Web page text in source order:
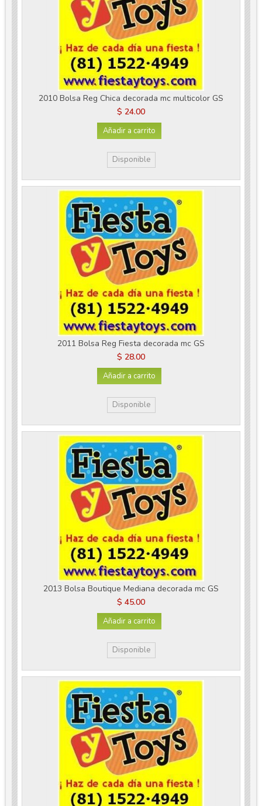
2010 Bolsa Reg Chica decorada mc multicolor GS
$ 24.00
Añadir a carrito
Disponible
2011 Bolsa Reg Fiesta decorada mc GS
$ 28.00
Añadir a carrito
Disponible
2013 Bolsa Boutique Mediana decorada mc GS
$ 45.00
Añadir a carrito
Disponible